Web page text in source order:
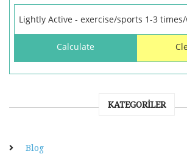
KATEGORILER
Blog